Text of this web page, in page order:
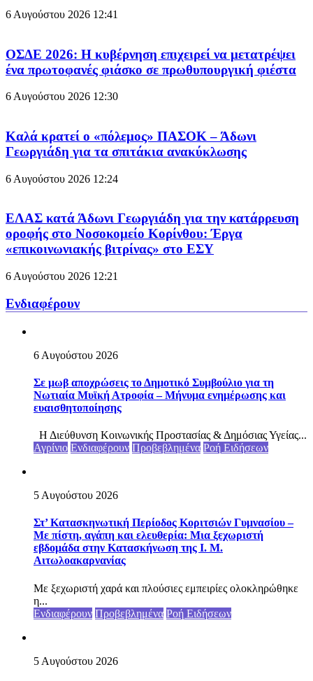
6 Αυγούστου 2026 12:41
ΟΣΔΕ 2026: Η κυβέρνηση επιχειρεί να μετατρέψει
ένα πρωτοφανές φιάσκο σε πρωθυπουργική φιέστα
6 Αυγούστου 2026 12:30
Καλά κρατεί ο «πόλεμος» ΠΑΣΟΚ – Άδωνι
Γεωργιάδη για τα σπιτάκια ανακύκλωσης
6 Αυγούστου 2026 12:24
ΕΛΑΣ κατά Άδωνι Γεωργιάδη για την κατάρρευση
οροφής στο Νοσοκομείο Κορίνθου: Έργα
«επικοινωνιακής βιτρίνας» στο ΕΣΥ
6 Αυγούστου 2026 12:21
Ενδιαφέρουν
6 Αυγούστου 2026
Σε μωβ αποχρώσεις το Δημοτικό Συμβούλιο για τη
Νωτιαία Μυϊκή Ατροφία – Μήνυμα ενημέρωσης και
ευαισθητοποίησης
Η Διεύθυνση Κοινωνικής Προστασίας & Δημόσιας Υγείας...
Αγρίνιο Ενδιαφέρουν Προβεβλημένα Ροή Ειδήσεων
5 Αυγούστου 2026
Στ’ Κατασκηνωτική Περίοδος Κοριτσιών Γυμνασίου –
Με πίστη, αγάπη και ελευθερία: Μια ξεχωριστή
εβδομάδα στην Κατασκήνωση της Ι. Μ.
Αιτωλοακαρνανίας
Με ξεχωριστή χαρά και πλούσιες εμπειρίες ολοκληρώθηκε
η...
Ενδιαφέρουν Προβεβλημένα Ροή Ειδήσεων
5 Αυγούστου 2026